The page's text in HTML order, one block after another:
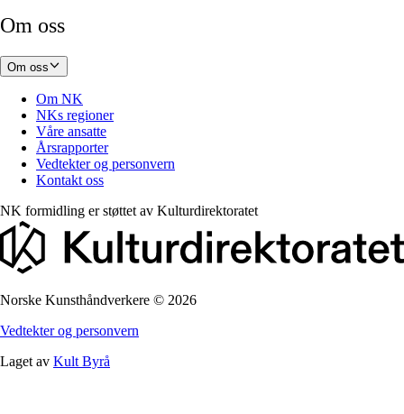
Om oss
Om oss
Om NK
NKs regioner
Våre ansatte
Årsrapporter
Vedtekter og personvern
Kontakt oss
NK formidling er støttet av Kulturdirektoratet
Norske Kunsthåndverkere © 2026
Vedtekter og personvern
Laget av Kult Byrå